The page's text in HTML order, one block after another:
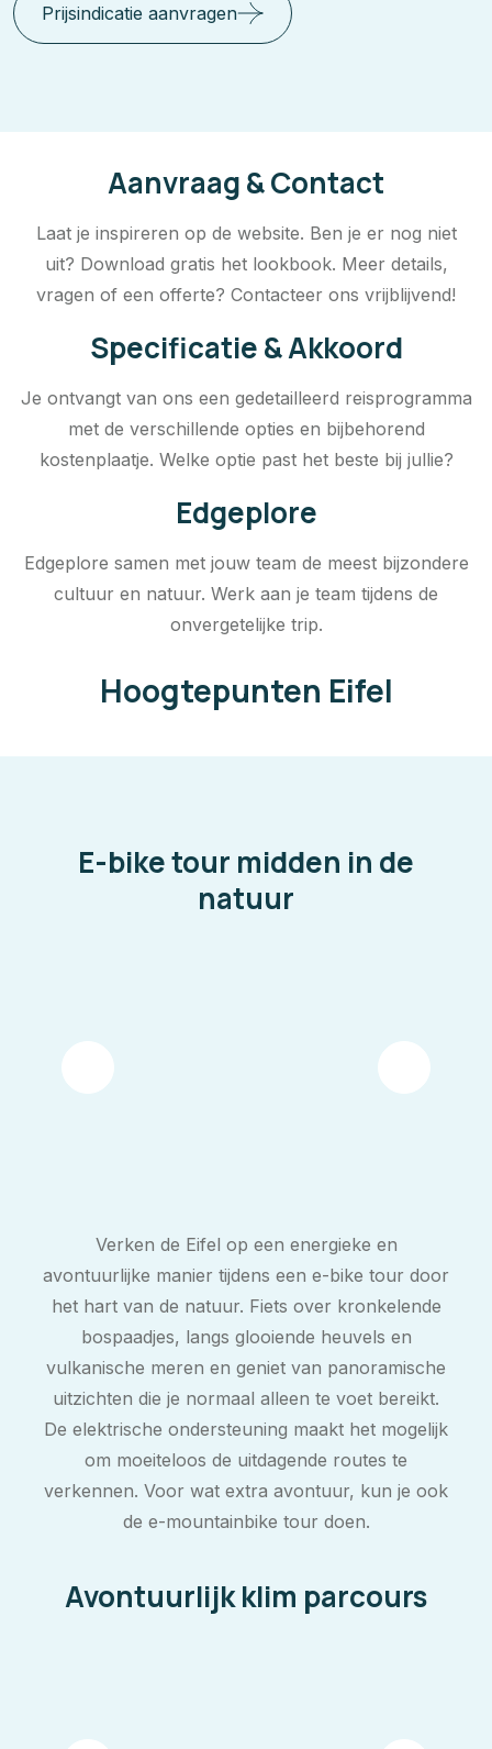
Prijsindicatie aanvragen
Aanvraag & Contact
Laat je inspireren op de website. Ben je er nog niet
uit? Download gratis het lookbook. Meer details,
vragen of een offerte? Contacteer ons vrijblijvend!
Specificatie & Akkoord
Je ontvangt van ons een gedetailleerd reisprogramma
met de verschillende opties en bijbehorend
kostenplaatje. Welke optie past het beste bij jullie?
Edgeplore
Edgeplore samen met jouw team de meest bijzondere
cultuur en natuur. Werk aan je team tijdens de
onvergetelijke trip.
Hoogtepunten Eifel
E-bike tour midden in de
natuur
Verken de Eifel op een energieke en
avontuurlijke manier tijdens een e-bike tour door
het hart van de natuur. Fiets over kronkelende
bospaadjes, langs glooiende heuvels en
vulkanische meren en geniet van panoramische
uitzichten die je normaal alleen te voet bereikt.
De elektrische ondersteuning maakt het mogelijk
om moeiteloos de uitdagende routes te
verkennen. Voor wat extra avontuur, kun je ook
de e-mountainbike tour doen.
Avontuurlijk klim parcours